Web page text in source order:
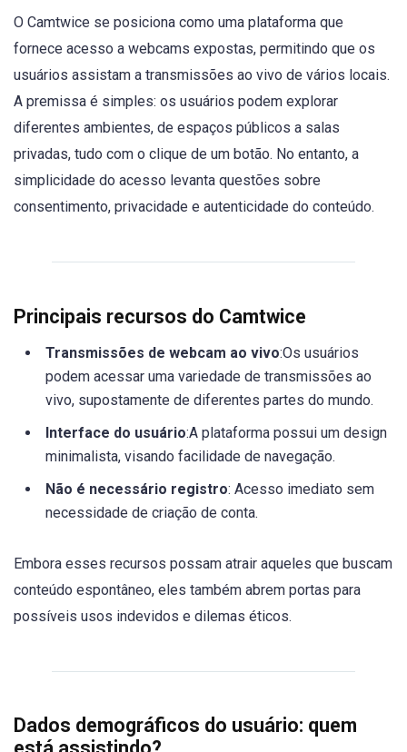
O Camtwice se posiciona como uma plataforma que
fornece acesso a webcams expostas, permitindo que os
usuários assistam a transmissões ao vivo de vários locais.
A premissa é simples: os usuários podem explorar
diferentes ambientes, de espaços públicos a salas
privadas, tudo com o clique de um botão. No entanto, a
simplicidade do acesso levanta questões sobre
consentimento, privacidade e autenticidade do conteúdo.
Principais recursos do Camtwice
Transmissões de webcam ao vivo:Os usuários
podem acessar uma variedade de transmissões ao
vivo, supostamente de diferentes partes do mundo.
Interface do usuário:A plataforma possui um design
minimalista, visando facilidade de navegação.
Não é necessário registro: Acesso imediato sem
necessidade de criação de conta.
Embora esses recursos possam atrair aqueles que buscam
conteúdo espontâneo, eles também abrem portas para
possíveis usos indevidos e dilemas éticos.
Dados demográficos do usuário: quem